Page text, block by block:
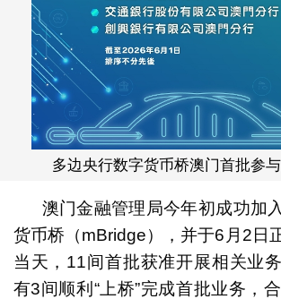
多边央行数字货币桥澳门首批参
澳门金融管理局今年初成功加
货币桥（mBridge），并于6月2日
当天，11间首批获准开展相关业
有3间顺利“上桥”完成首批业务，